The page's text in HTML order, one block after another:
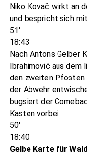
Niko Kovač wirkt an
und bespricht sich
51'
18:43
Nach Antons Gelber
Ibrahimović aus dem
den zweiten Pfosten
der Abwehr
bugsiert der
Kasten vorbei.
50'
18:40
Gelbe Karte für